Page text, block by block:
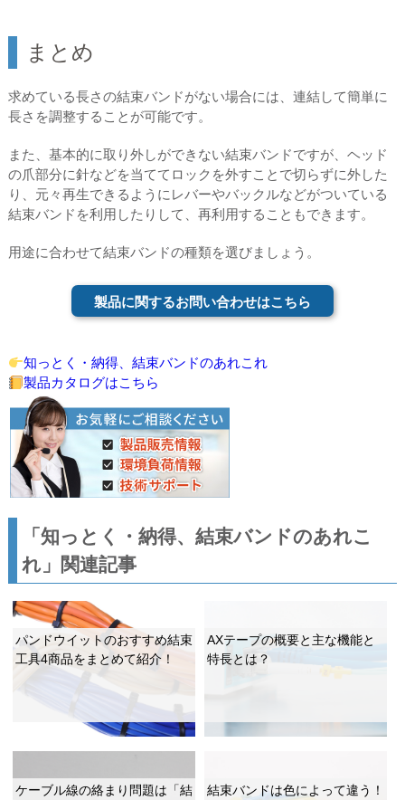
まとめ
求めている長さの結束バンドがない場合には、連結して簡単に
長さを調整することが可能です。
また、基本的に取り外しができない結束バンドですが、ヘッド
の爪部分に針などを当ててロックを外すことで切らずに外した
り、元々再生できるようにレバーやバックルなどがついている
結束バンドを利用したりして、再利用することもできます。
用途に合わせて結束バンドの種類を選びましょう。
製品に関するお問い合わせはこちら
知っとく・納得、結束バンドのあれこれ
製品カタログはこちら
「知っとく・納得、結束バンドのあれこ
れ」関連記事
パンドウイットのおすすめ結束
工具4商品をまとめて紹介！
AXテープの概要と主な機能と
特長とは？
ケーブル線の絡まり問題は「結
結束バンドは色によって違う！